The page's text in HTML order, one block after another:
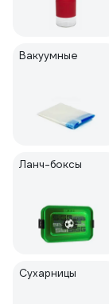
Вакуумные
Ланч-боксы
Сухарницы